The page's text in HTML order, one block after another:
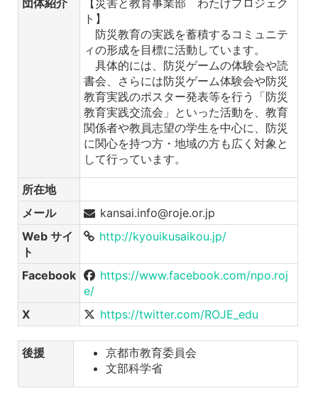
団体紹介
【災害と教育事業部 わたげプロジェク
ト】
防災教育の実践を蓄積するコミュニテ
ィの形成を目標に活動しています。
具体的には、防災ゲームの体験会や読
書会、さらには防災ゲーム体験会や防災
教育実践のポスター発表等を行う「防災
教育実践交流会」といった活動を、教育
関係者や教員志望の学生を中心に、防災
に関心を持つ方・地域の方も広く対象と
して行っています。
所在地
メール
kansai.info@roje.or.jp
Web サイ
ト
http://kyouikusaikou.jp/
Facebook
https://www.facebook.com/npo.roj
e/
X
https://twitter.com/ROJE_edu
後援
京都市教育委員会
文部科学省